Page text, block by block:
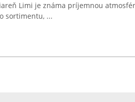
Limi je známa príjemnou
sortimentu, ...